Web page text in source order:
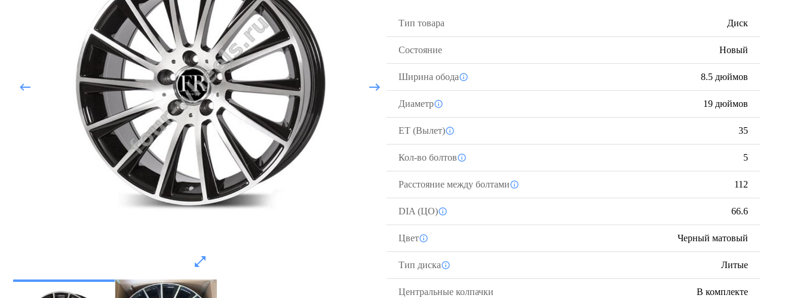
Тип товара Диск
Состояние Новый
Ширина обода 8.5 дюймов
Диаметр 19 дюймов
ЕТ (Вылет) 35
Кол-во болтов 5
Расстояние между болтами 112
DIA (ЦО) 66.6
Цвет Черный матовый
Тип диска Литые
Центральные колпачки В комплекте